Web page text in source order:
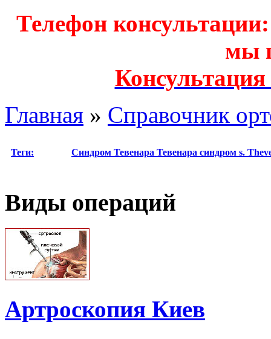
Телефон
мы
Главная » Справочник
Теги: Cиндром Тевенара Тевенара синдром s.
Виды операций
Артроскопия Киев